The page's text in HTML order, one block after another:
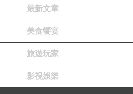
最新文章
美食饗宴
旅遊玩家
影視娛樂